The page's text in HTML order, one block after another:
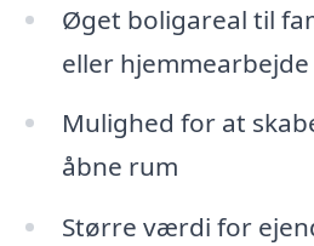
Øget boligareal til
eller hjemmearbejde
Mulighed for at
åbne rum
Større værdi for